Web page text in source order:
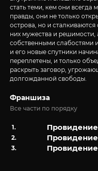
стать теми, кем они всегда
правды, они не только
острова, но и
них мужества и решимости,
собственными слабостями
и его новые спутники
переплетены, и только
раскрыть заговор,
долгожданной свободы.
Франшиза
Все части по порядку
Провидение
Провидение
Провидение